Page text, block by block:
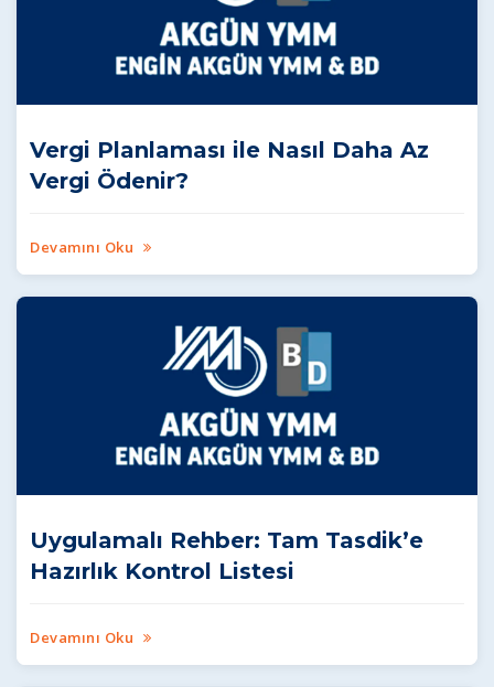
Vergi Planlaması ile Nasıl Daha Az
Vergi Ödenir?
Devamını Oku
Uygulamalı Rehber: Tam Tasdik’e
Hazırlık Kontrol Listesi
Devamını Oku